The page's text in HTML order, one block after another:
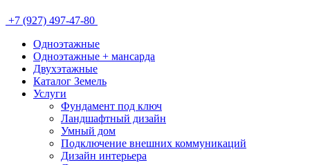
+7 (927) 497-47-80
Одноэтажные
Одноэтажные + мансарда
Двухэтажные
Каталог Земель
Услуги
Фундамент под ключ
Ландшафтный дизайн
Умный дом
Подключение внешних коммуникаций
Дизайн интерьера